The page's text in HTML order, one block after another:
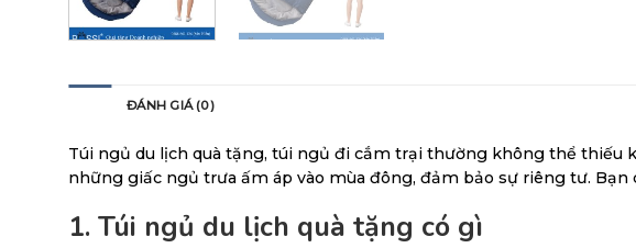
ĐÁNH GIÁ (0)
Túi ngủ du lịch quà tặng, túi ngủ đi cắm trại thường không thể thiếu
những giấc ngủ trưa ấm áp vào mùa đông, đảm bảo sự riêng tư.
1. Túi ngủ du lịch quà tặng có gì